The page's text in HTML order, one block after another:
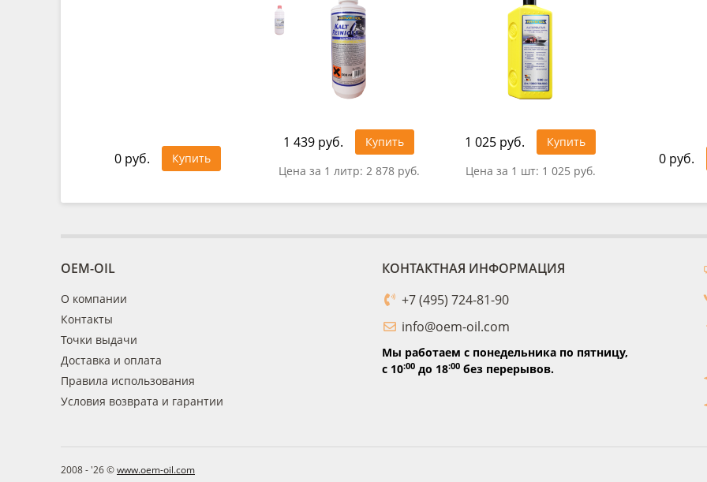
0 руб. Купить
1 439 руб.
Купить
Цена за 1 литр: 2 878 руб.
1 025 руб.
Купить
Цена за 1 шт: 1 025 руб.
0 руб.
OEM-OIL
О компании
Контакты
Точки выдачи
Доставка и оплата
Правила использования
Условия возврата и гарантии
КОНТАКТНАЯ ИНФОРМАЦИЯ
+7 (495) 724-81-90
info@oem-oil.com
Мы работаем с понедельника по пятницу,
с 10:00до 18:00без перерывов.
2008 - '26 ©www.oem-oil.com